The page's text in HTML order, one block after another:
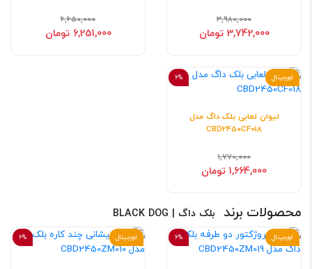
3,980,000
3,742,000 تومان
6,650,000
6,251,000 تومان
6% اورجینال
لیوان لعابی بلک داگ مدل
CBD2450CF018
1,770,000
1,664,000 تومان
محصولات برند بلک داگ | BLACK DOG
6% اورجینال 6% اورجینال